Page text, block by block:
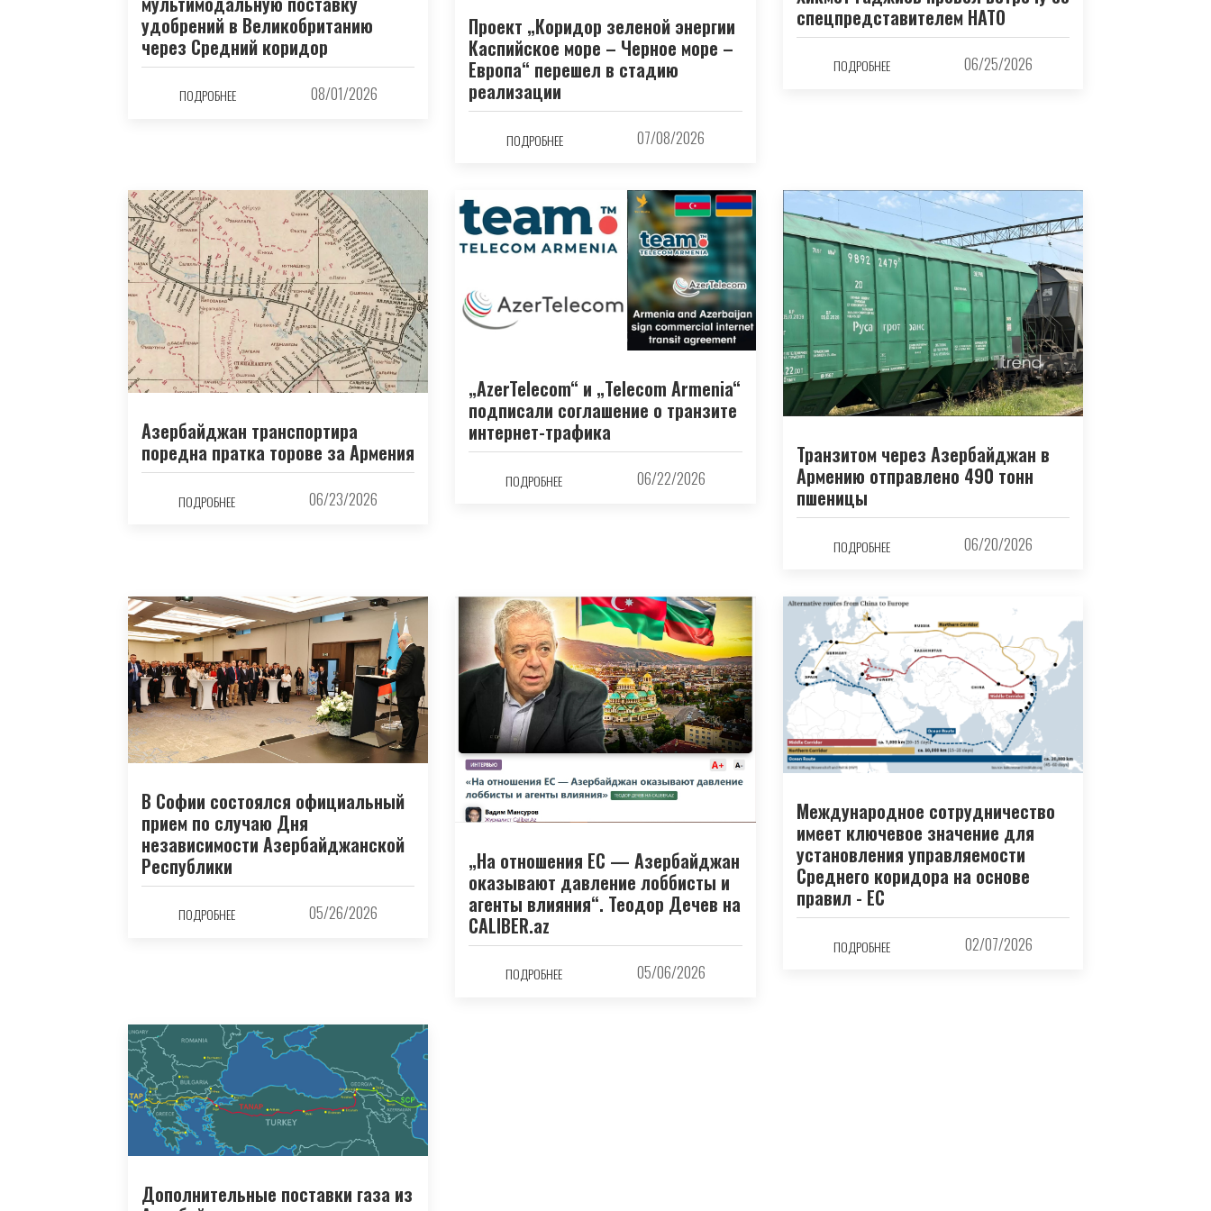
удобрений в Великобританию
через Средний коридор
ПОДРОБНЕЕ 08/01/2026
Проект „Коридор зеленой энергии
Каспийское море – Черное море –
Европа“ перешел в стадию
реализации
ПОДРОБНЕЕ 07/08/2026
спецпредставителем НАТО
ПОДРОБНЕЕ 06/25/2026
Азербайджан транспортира
поредна пратка торове за Армения
ПОДРОБНЕЕ 06/23/2026
„AzerTelecom“ и „Telecom Armenia“
подписали соглашение о транзите
интернет-трафика
ПОДРОБНЕЕ 06/22/2026
Транзитом через Азербайджан в
Армению отправлено 490 тонн
пшеницы
ПОДРОБНЕЕ 06/20/2026
В Софии состоялся официальный
прием по случаю Дня
независимости Азербайджанской
Республики
ПОДРОБНЕЕ 05/26/2026
„На отношения ЕС — Азербайджан
оказывают давление лоббисты и
агенты влияния“. Теодор Дечев на
CALIBER.az
ПОДРОБНЕЕ 05/06/2026
Международное сотрудничество
имеет ключевое значение для
установления управляемости
Среднего коридора на основе
правил - ЕС
ПОДРОБНЕЕ 02/07/2026
Дополнительные поставки газа из